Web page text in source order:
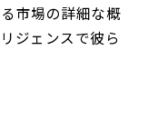
市場の詳細な概
ジェンスで彼ら